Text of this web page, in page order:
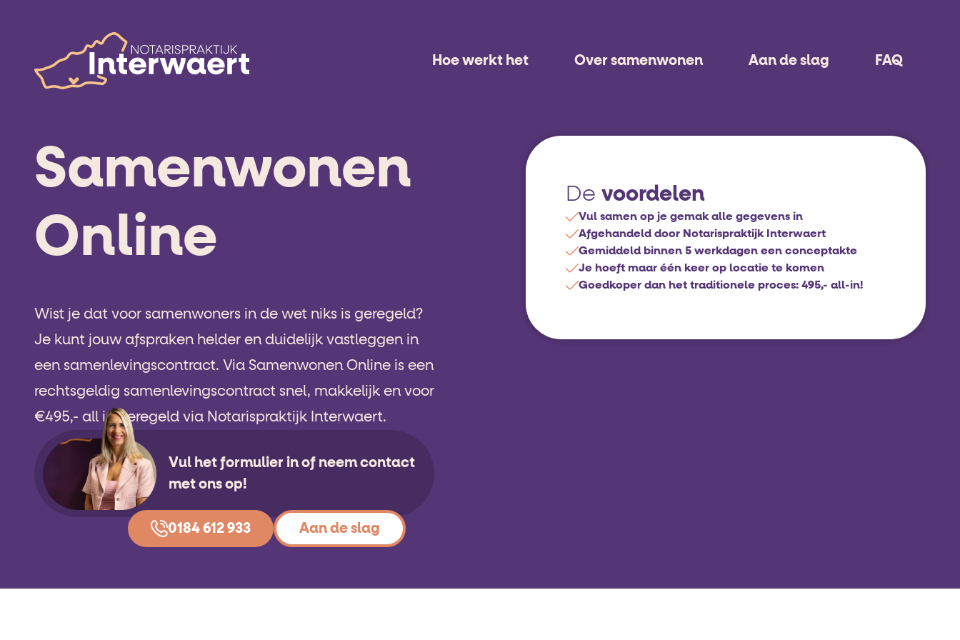
Hoe werkt het Over samenwonen Aan de slag FAQ
Samenwonen
Online
Wist je dat voor samenwoners in de wet niks is geregeld?
Je kunt jouw afspraken helder en duidelijk vastleggen in
een samenlevingscontract. Via Samenwonen Online is een
rechtsgeldig samenlevingscontract snel, makkelijk en voor
€495,- all in geregeld via Notarispraktijk Interwaert.
Vul het formulier in of neem contact
met ons op!
0184 612 933 Aan de slag
De voordelen
Vul samen op je gemak alle gegevens in
Afgehandeld door Notarispraktijk Interwaert
Gemiddeld binnen 5 werkdagen een conceptakte
Je hoeft maar één keer op locatie te komen
Goedkoper dan het traditionele proces: 495,- all-in!